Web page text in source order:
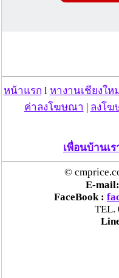
แม่สะเรียง ลุยตร
“ลาว” ส่ง “24 ค
เชียงของ เพื่อด
เอี่ยวแก๊งคอลเซ็นเ
“ตรีนุช” เปิดตัวร
หน้าแรก l หางานเชียงให
ค่าลงโฆษณา
ลงโฆ
เพื่อนบ้านเ
©
E-mail:
FaceBook :
TEL.